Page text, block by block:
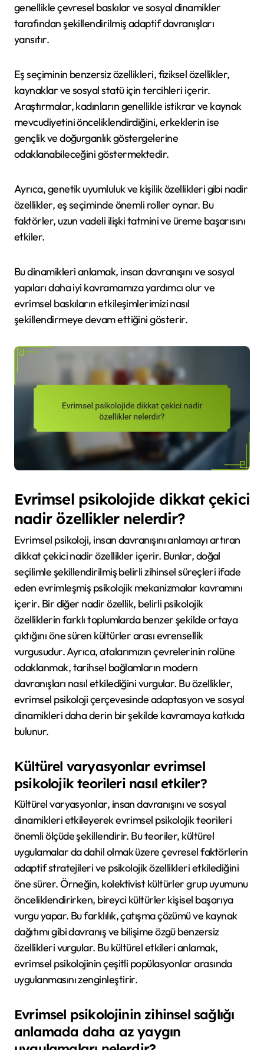
genellikle çevresel baskılar ve sosyal dinamikler
tarafından şekillendirilmiş adaptif davranışları
yansıtır.
Eş seçiminin benzersiz özellikleri, fiziksel özellikler,
kaynaklar ve sosyal statü için tercihleri içerir.
Araştırmalar, kadınların genellikle istikrar ve kaynak
mevcudiyetini önceliklendirdiğini, erkeklerin ise
gençlik ve doğurganlık göstergelerine
odaklanabileceğini göstermektedir.
Ayrıca, genetik uyumluluk ve kişilik özellikleri gibi nadir
özellikler, eş seçiminde önemli roller oynar. Bu
faktörler, uzun vadeli ilişki tatmini ve üreme başarısını
etkiler.
Bu dinamikleri anlamak, insan davranışını ve sosyal
yapıları daha iyi kavramamıza yardımcı olur ve
evrimsel baskıların etkileşimlerimizi nasıl
şekillendirmeye devam ettiğini gösterir.
Evrimsel psikolojide dikkat çekici
nadir özellikler nelerdir?
Evrimsel psikoloji, insan davranışını anlamayı artıran
dikkat çekici nadir özellikler içerir. Bunlar, doğal
seçilimle şekillendirilmiş belirli zihinsel süreçleri ifade
eden evrimleşmiş psikolojik mekanizmalar kavramını
içerir. Bir diğer nadir özellik, belirli psikolojik
özelliklerin farklı toplumlarda benzer şekilde ortaya
çıktığını öne süren kültürler arası evrensellik
vurgusudur. Ayrıca, atalarımızın çevrelerinin rolüne
odaklanmak, tarihsel bağlamların modern
davranışları nasıl etkilediğini vurgular. Bu özellikler,
evrimsel psikoloji çerçevesinde adaptasyon ve sosyal
dinamikleri daha derin bir şekilde kavramaya katkıda
bulunur.
Kültürel varyasyonlar evrimsel
psikolojik teorileri nasıl etkiler?
Kültürel varyasyonlar, insan davranışını ve sosyal
dinamikleri etkileyerek evrimsel psikolojik teorileri
önemli ölçüde şekillendirir. Bu teoriler, kültürel
uygulamalar da dahil olmak üzere çevresel faktörlerin
adaptif stratejileri ve psikolojik özellikleri etkilediğini
öne sürer. Örneğin, kolektivist kültürler grup uyumunu
önceliklendirirken, bireyci kültürler kişisel başarıya
vurgu yapar. Bu farklılık, çatışma çözümü ve kaynak
dağıtımı gibi davranış ve bilişime özgü benzersiz
özellikleri vurgular. Bu kültürel etkileri anlamak,
evrimsel psikolojinin çeşitli popülasyonlar arasında
uygulanmasını zenginleştirir.
Evrimsel psikolojinin zihinsel sağlığı
anlamada daha az yaygın